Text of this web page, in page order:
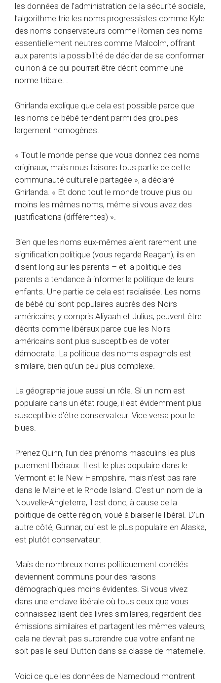
les données de l’administration de la sécurité sociale,
l’algorithme trie les noms progressistes comme Kyle
des noms conservateurs comme Roman des noms
essentiellement neutres comme Malcolm, offrant
aux parents la possibilité de décider de se conformer
ou non à ce qui pourrait être décrit comme une
norme tribale. .
Ghirlanda explique que cela est possible parce que
les noms de bébé tendent parmi des groupes
largement homogènes.
« Tout le monde pense que vous donnez des noms
originaux, mais nous faisons tous partie de cette
communauté culturelle partagée », a déclaré
Ghirlanda. « Et donc tout le monde trouve plus ou
moins les mêmes noms, même si vous avez des
justifications (différentes) ».
Bien que les noms eux-mêmes aient rarement une
signification politique (vous regarde Reagan), ils en
disent long sur les parents – et la politique des
parents a tendance à informer la politique de leurs
enfants. Une partie de cela est racialisée. Les noms
de bébé qui sont populaires auprès des Noirs
américains, y compris Aliyaah et Julius, peuvent être
décrits comme libéraux parce que les Noirs
américains sont plus susceptibles de voter
démocrate. La politique des noms espagnols est
similaire, bien qu’un peu plus complexe.
La géographie joue aussi un rôle. Si un nom est
populaire dans un état rouge, il est évidemment plus
susceptible d’être conservateur. Vice versa pour le
blues.
Prenez Quinn, l’un des prénoms masculins les plus
purement libéraux. Il est le plus populaire dans le
Vermont et le New Hampshire, mais n’est pas rare
dans le Maine et le Rhode Island. C’est un nom de la
Nouvelle-Angleterre, il est donc, à cause de la
politique de cette région, voué à biaiser le libéral. D’un
autre côté, Gunnar, qui est le plus populaire en Alaska,
est plutôt conservateur.
Mais de nombreux noms politiquement corrélés
deviennent communs pour des raisons
démographiques moins évidentes. Si vous vivez
dans une enclave libérale où tous ceux que vous
connaissez lisent des livres similaires, regardent des
émissions similaires et partagent les mêmes valeurs,
cela ne devrait pas surprendre que votre enfant ne
soit pas le seul Dutton dans sa classe de maternelle.
Voici ce que les données de Namecloud montrent